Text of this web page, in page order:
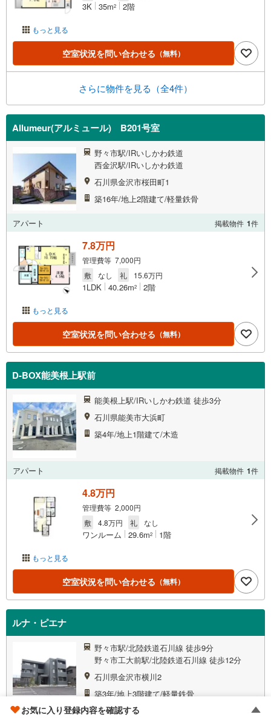
もっと見る
3K 35m2 2階
空室状況を問い合わせる （無料）
さらに物件を見る（全4件）
Allumeur(アルミュール) B201号室
野々市駅/IRいしかわ鉄道
西金沢駅/IRいしかわ鉄道
石川県金沢市桜田町1
築16年/地上2階建て/軽量鉄骨
アパート 掲載物件 1件
もっと見る
7.8万円
管理費等 7,000円
敷
なし 礼 15.6万円
1LDK 40.26m2 2階
空室状況を問い合わせる （無料）
D-BOX能美根上駅前
能美根上駅/IRいしかわ鉄道 徒歩3分
石川県能美市大浜町
築4年/地上1階建て/木造
アパート 掲載物件 1件
もっと見る
4.8万円
管理費等 2,000円
敷
4.8万円 礼 なし
ワンルーム 29.6m2 1階
空室状況を問い合わせる （無料）
ルナ・ピエナ
野々市駅/北陸鉄道石川線 徒歩9分
野々市工大前駅/北陸鉄道石川線 徒歩12分
石川県金沢市横川2
築3年/地上3階建て/軽量鉄骨
アパート
お気に入り登録内容を確認する